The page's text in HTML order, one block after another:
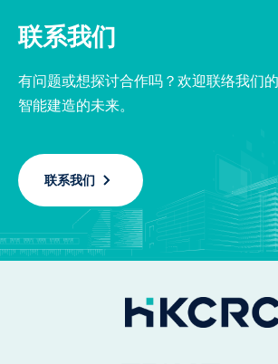
联系我们
有问题或想探讨合作吗？欢迎联络我们
智能建造的未来。
联系我们